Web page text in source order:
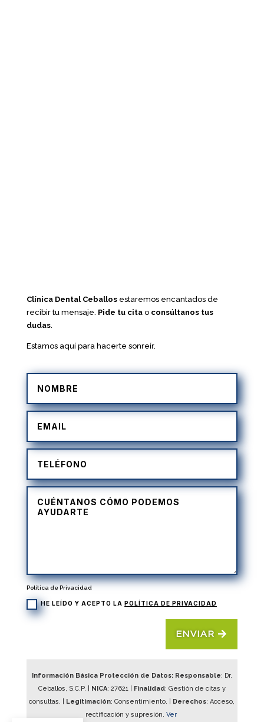
Clínica Dental Ceballosestaremos encantados de
recibir tu mensaje. Pide tu citao consúltanos tus
dudas.
Estamos aquí para hacerte sonreír.
Política de Privacidad
HE LEÍDO Y ACEPTO LA POLÍTICA DE PRIVACIDAD
ENVIAR
Información Básica Protección de Datos: Responsable: Dr.
Ceballos, S.C.P. |
NICA: 27621| Finalidad: Gestión de citas y
consultas. |
Legitimación: Consentimiento. | Derechos: Acceso,
rectificación y supresión. Ver